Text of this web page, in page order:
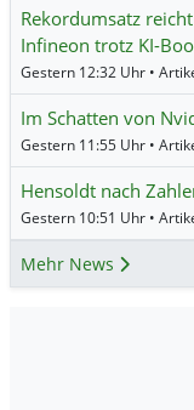
Rekordumsatz
Infineon trotz KI-
Gestern 12:32 Uhr •
Im Schatten von
Gestern 11:55 Uhr •
Hensoldt nach
Gestern 10:51 Uhr •
Mehr News